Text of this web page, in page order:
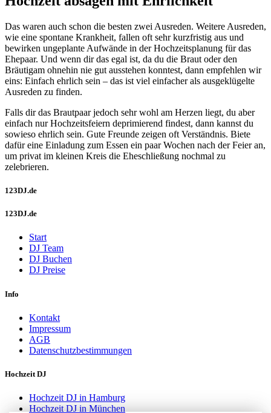
Das waren auch schon die besten zwei Ausreden. Weitere Ausreden,
wie eine spontane Krankheit, fallen oft sehr kurzfristig aus und
bewirken ungeplante Aufwände in der Hochzeitsplanung für das
Ehepaar. Und wenn dir das egal ist, da du die Braut oder den
Bräutigam ohnehin nie gut ausstehen konntest, dann empfehlen wir
eins: Einfach ehrlich sein – das ist viel einfacher als ausgeklügelte
Ausreden zu finden.
Falls dir das Brautpaar jedoch sehr wohl am Herzen liegt, du aber
einfach nur Hochzeitsfeiern deprimierend findest, dann kannst du
sowieso ehrlich sein. Gute Freunde zeigen oft Verständnis. Biete
dafür eine Einladung zum Essen ein paar Wochen nach der Feier an,
um privat im kleinen Kreis die Eheschließung nochmal zu
zelebrieren.
123DJ.de
123DJ.de
Start
DJ Team
DJ Buchen
DJ Preise
Info
Kontakt
Impressum
AGB
Datenschutzbestimmungen
Hochzeit DJ
Hochzeit DJ in Hamburg
Hochzeit DJ in München